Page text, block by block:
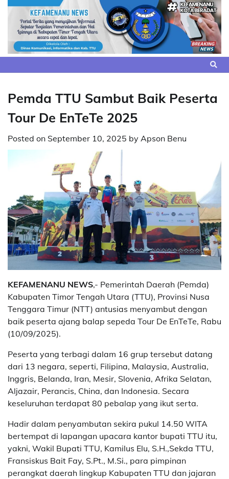
Skip
content
Pemda TTU Sambut Baik Peserta
Tour De EnTeTe 2025
Posted on September 10, 2025 by Apson Benu
KEFAMENANU NEWS,- Pemerintah Daerah (Pemda)
Kabupaten Timor Tengah Utara (TTU), Provinsi Nusa
Tenggara Timur (NTT) antusias menyambut dengan
baik peserta ajang balap sepeda Tour De EnTeTe, Rabu
(10/09/2025).
Peserta yang terbagi dalam 16 grup tersebut datang
dari 13 negara, seperti, Filipina, Malaysia, Australia,
Inggris, Belanda, Iran, Mesir, Slovenia, Afrika Selatan,
Aljazair, Perancis, China, dan Indonesia. Secara
keseluruhan terdapat 80 pebalap yang ikut serta.
Hadir dalam penyambutan sekira pukul 14.50 WITA
bertempat di lapangan upacara kantor bupati TTU itu,
yakni, Wakil Bupati TTU, Kamilus Elu, S.H.,Sekda TTU,
Fransiskus Bait Fay, S.Pt., M.Si., para pimpinan
perangkat daerah lingkup Kabupaten TTU dan jajaran